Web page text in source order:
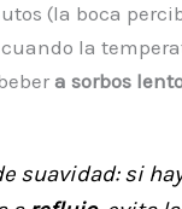
(la boca
la
a sorbos
suavidad:si